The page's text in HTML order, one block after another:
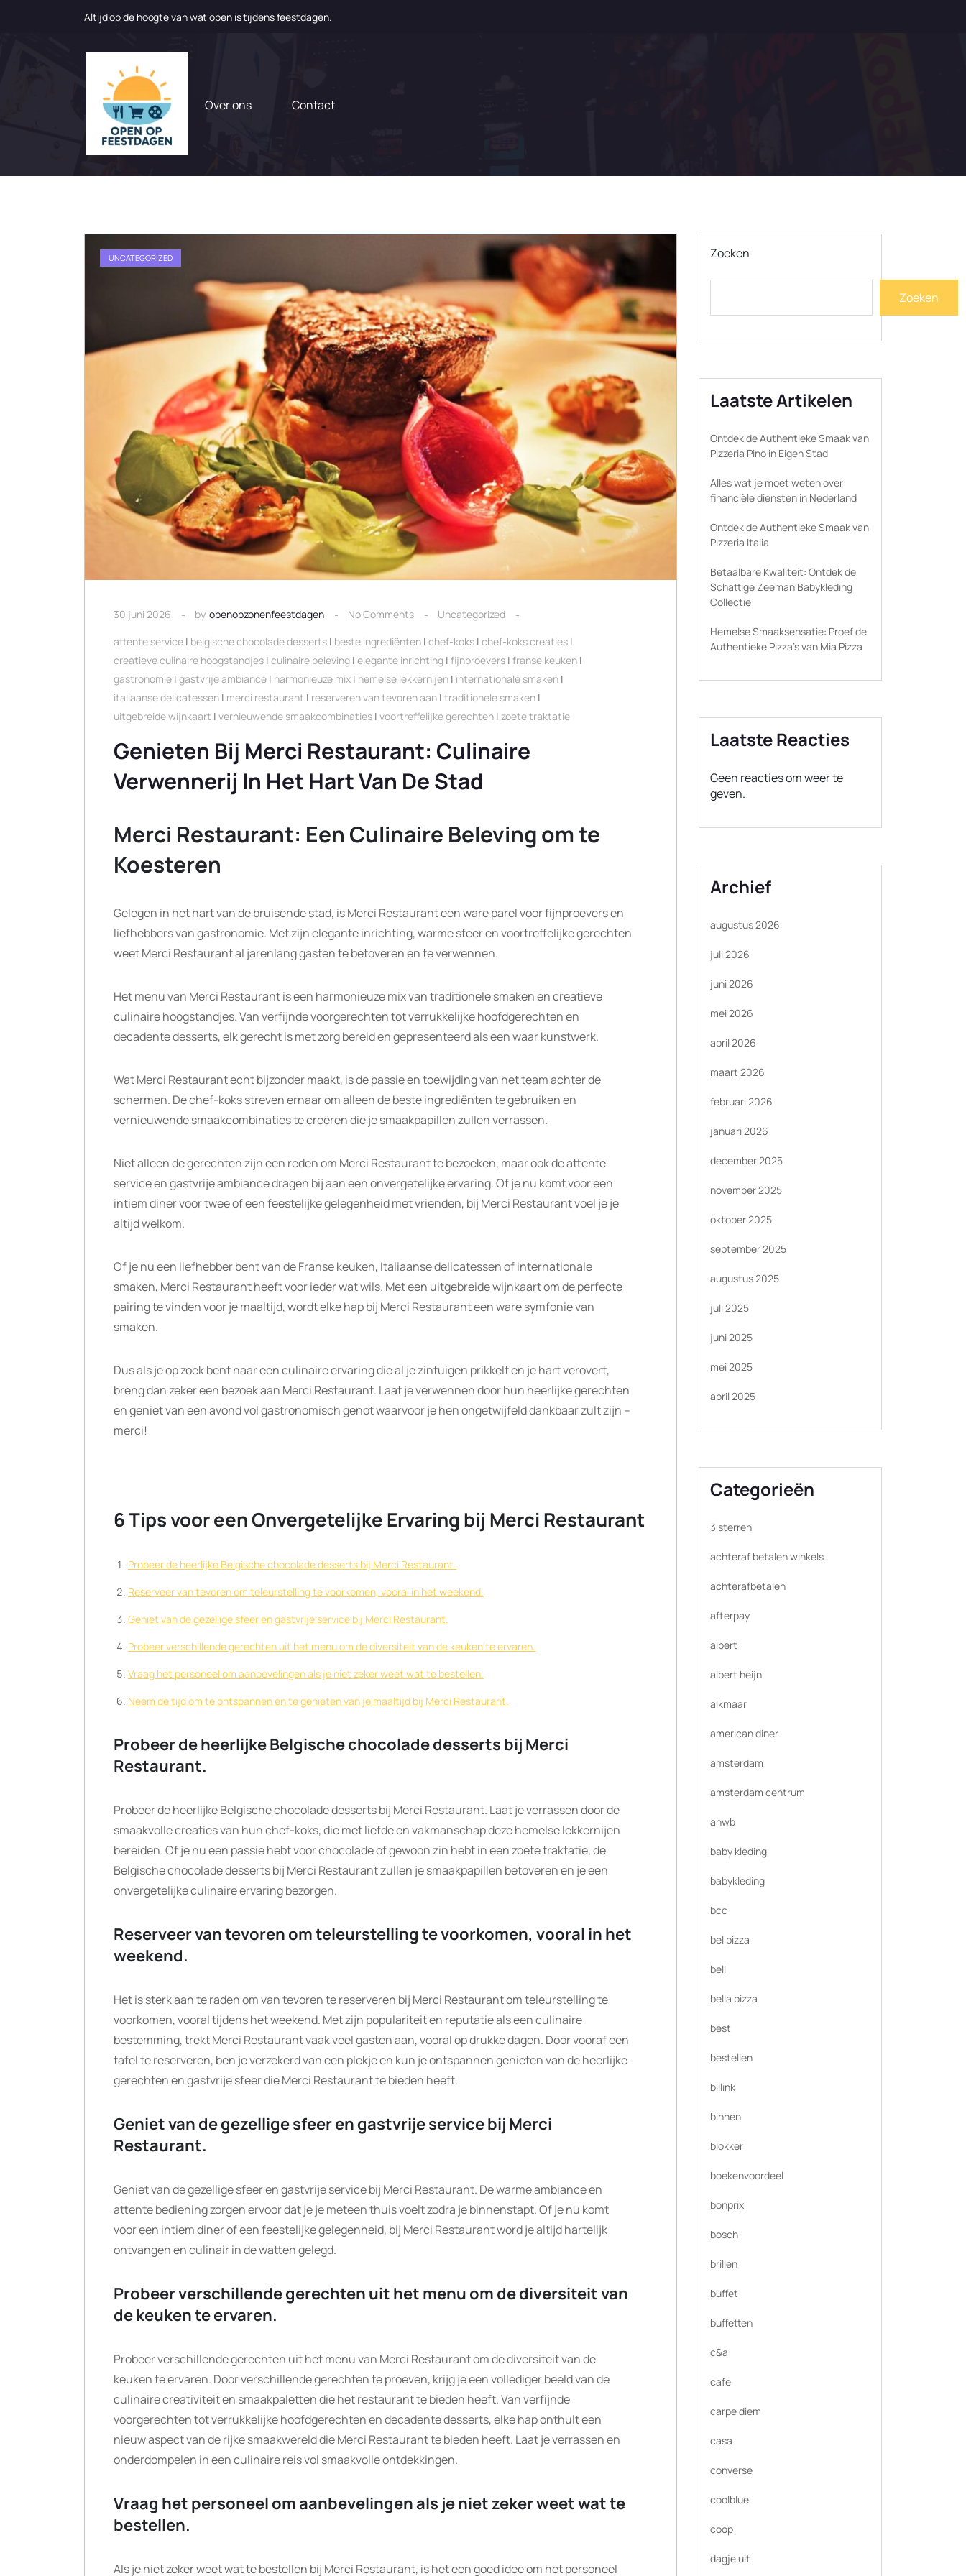
Altijd op de hoogte van wat open is tijdens feestdagen.
Over ons Contact
UNCATEGORIZED
30 juni 2026 by openopzonenfeestdagen No Comments
Uncategorized
attente service | belgische chocolade desserts | beste ingrediënten | chef-koks | chef-koks creaties |
creatieve culinaire hoogstandjes | culinaire beleving | elegante inrichting | fijnproevers | franse keuken |
gastronomie | gastvrije ambiance | harmonieuze mix | hemelse lekkernijen | internationale smaken |
italiaanse delicatessen | merci restaurant | reserveren van tevoren aan | traditionele smaken |
uitgebreide wijnkaart | vernieuwende smaakcombinaties | voortreffelijke gerechten | zoete traktatie
Genieten Bij Merci Restaurant: Culinaire
Verwennerij In Het Hart Van De Stad
Merci Restaurant: Een Culinaire Beleving om te
Koesteren
Gelegen in het hart van de bruisende stad, is Merci Restaurant een ware parel voor fijnproevers en
liefhebbers van gastronomie. Met zijn elegante inrichting, warme sfeer en voortreffelijke gerechten
weet Merci Restaurant al jarenlang gasten te betoveren en te verwennen.
Het menu van Merci Restaurant is een harmonieuze mix van traditionele smaken en creatieve
culinaire hoogstandjes. Van verfijnde voorgerechten tot verrukkelijke hoofdgerechten en
decadente desserts, elk gerecht is met zorg bereid en gepresenteerd als een waar kunstwerk.
Wat Merci Restaurant echt bijzonder maakt, is de passie en toewijding van het team achter de
schermen. De chef-koks streven ernaar om alleen de beste ingrediënten te gebruiken en
vernieuwende smaakcombinaties te creëren die je smaakpapillen zullen verrassen.
Niet alleen de gerechten zijn een reden om Merci Restaurant te bezoeken, maar ook de attente
service en gastvrije ambiance dragen bij aan een onvergetelijke ervaring. Of je nu komt voor een
intiem diner voor twee of een feestelijke gelegenheid met vrienden, bij Merci Restaurant voel je je
altijd welkom.
Of je nu een liefhebber bent van de Franse keuken, Italiaanse delicatessen of internationale
smaken, Merci Restaurant heeft voor ieder wat wils. Met een uitgebreide wijnkaart om de perfecte
pairing te vinden voor je maaltijd, wordt elke hap bij Merci Restaurant een ware symfonie van
smaken.
Dus als je op zoek bent naar een culinaire ervaring die al je zintuigen prikkelt en je hart verovert,
breng dan zeker een bezoek aan Merci Restaurant. Laat je verwennen door hun heerlijke gerechten
en geniet van een avond vol gastronomisch genot waarvoor je hen ongetwijfeld dankbaar zult zijn –
merci!
6 Tips voor een Onvergetelijke Ervaring bij Merci Restaurant
Probeer de heerlijke Belgische chocolade desserts bij Merci Restaurant.
Reserveer van tevoren om teleurstelling te voorkomen, vooral in het weekend.
Geniet van de gezellige sfeer en gastvrije service bij Merci Restaurant.
Probeer verschillende gerechten uit het menu om de diversiteit van de keuken te ervaren.
Vraag het personeel om aanbevelingen als je niet zeker weet wat te bestellen.
Neem de tijd om te ontspannen en te genieten van je maaltijd bij Merci Restaurant.
Probeer de heerlijke Belgische chocolade desserts bij Merci
Restaurant.
Probeer de heerlijke Belgische chocolade desserts bij Merci Restaurant. Laat je verrassen door de
smaakvolle creaties van hun chef-koks, die met liefde en vakmanschap deze hemelse lekkernijen
bereiden. Of je nu een passie hebt voor chocolade of gewoon zin hebt in een zoete traktatie, de
Belgische chocolade desserts bij Merci Restaurant zullen je smaakpapillen betoveren en je een
onvergetelijke culinaire ervaring bezorgen.
Reserveer van tevoren om teleurstelling te voorkomen, vooral in het
weekend.
Het is sterk aan te raden om van tevoren te reserveren bij Merci Restaurant om teleurstelling te
voorkomen, vooral tijdens het weekend. Met zijn populariteit en reputatie als een culinaire
bestemming, trekt Merci Restaurant vaak veel gasten aan, vooral op drukke dagen. Door vooraf een
tafel te reserveren, ben je verzekerd van een plekje en kun je ontspannen genieten van de heerlijke
gerechten en gastvrije sfeer die Merci Restaurant te bieden heeft.
Geniet van de gezellige sfeer en gastvrije service bij Merci
Restaurant.
Geniet van de gezellige sfeer en gastvrije service bij Merci Restaurant. De warme ambiance en
attente bediening zorgen ervoor dat je je meteen thuis voelt zodra je binnenstapt. Of je nu komt
voor een intiem diner of een feestelijke gelegenheid, bij Merci Restaurant word je altijd hartelijk
ontvangen en culinair in de watten gelegd.
Probeer verschillende gerechten uit het menu om de diversiteit van
de keuken te ervaren.
Probeer verschillende gerechten uit het menu van Merci Restaurant om de diversiteit van de
keuken te ervaren. Door verschillende gerechten te proeven, krijg je een vollediger beeld van de
culinaire creativiteit en smaakpaletten die het restaurant te bieden heeft. Van verfijnde
voorgerechten tot verrukkelijke hoofdgerechten en decadente desserts, elke hap onthult een
nieuw aspect van de rijke smaakwereld die Merci Restaurant te bieden heeft. Laat je verrassen en
onderdompelen in een culinaire reis vol smaakvolle ontdekkingen.
Vraag het personeel om aanbevelingen als je niet zeker weet wat te
bestellen.
Als je niet zeker weet wat te bestellen bij Merci Restaurant, is het een goed idee om het personeel
Zoeken
Zoeken
Laatste Artikelen
Ontdek de Authentieke Smaak van
Pizzeria Pino in Eigen Stad
Alles wat je moet weten over
financiële diensten in Nederland
Ontdek de Authentieke Smaak van
Pizzeria Italia
Betaalbare Kwaliteit: Ontdek de
Schattige Zeeman Babykleding
Collectie
Hemelse Smaaksensatie: Proef de
Authentieke Pizza’s van Mia Pizza
Laatste Reacties
Geen reacties om weer te
geven.
Archief
augustus 2026
juli 2026
juni 2026
mei 2026
april 2026
maart 2026
februari 2026
januari 2026
december 2025
november 2025
oktober 2025
september 2025
augustus 2025
juli 2025
juni 2025
mei 2025
april 2025
Categorieën
3 sterren
achteraf betalen winkels
achterafbetalen
afterpay
albert
albert heijn
alkmaar
american diner
amsterdam
amsterdam centrum
anwb
baby kleding
babykleding
bcc
bel pizza
bell
bella pizza
best
bestellen
billink
binnen
blokker
boekenvoordeel
bonprix
bosch
brillen
buffet
buffetten
c&a
cafe
carpe diem
casa
converse
coolblue
coop
dagje uit